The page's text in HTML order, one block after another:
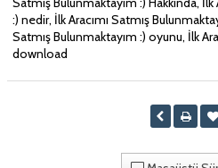
:) nedir, İlk Aracımı Satmış
Satmış Bulunmaktayım :) oyunu, İlk
download